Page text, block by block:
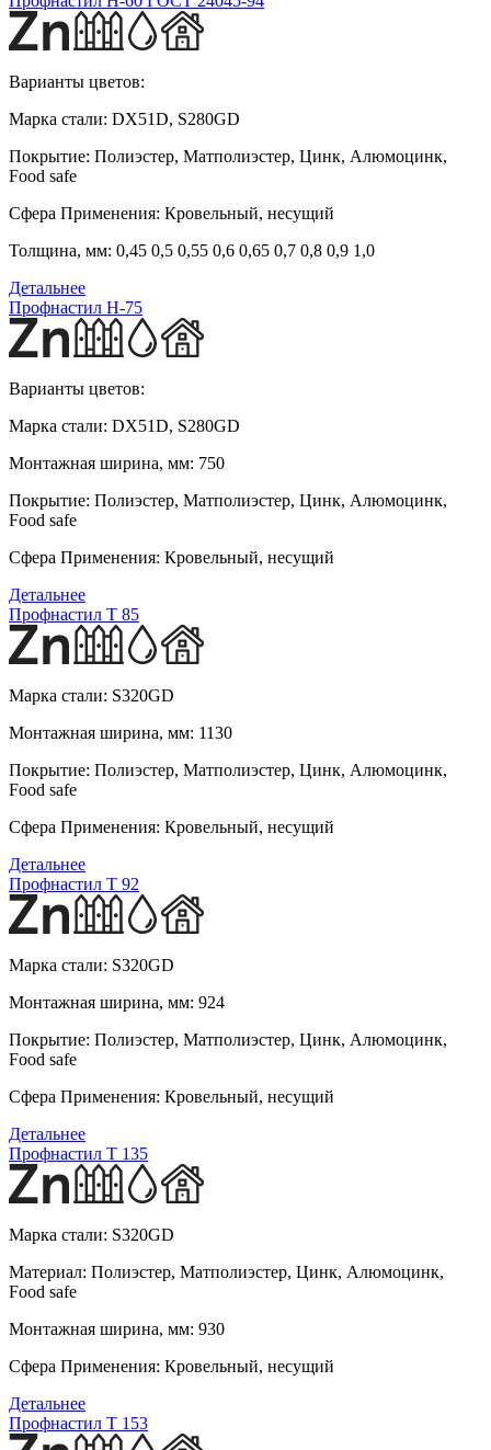
Варианты цветов:
Марка стали: DX51D, S280GD
Покрытие: Полиэстер, Матполиэстер, Цинк, Алюмоцинк,
Food safe
Сфера Применения: Кровельный, несущий
Толщина, мм: 0,45 0,5 0,55 0,6 0,65 0,7 0,8 0,9 1,0
Детальнее
Профнастил H-75
Варианты цветов:
Марка стали: DX51D, S280GD
Монтажная ширина, мм: 750
Покрытие: Полиэстер, Матполиэстер, Цинк, Алюмоцинк,
Food safe
Сфера Применения: Кровельный, несущий
Детальнее
Профнастил T 85
Марка стали: S320GD
Монтажная ширина, мм: 1130
Покрытие: Полиэстер, Матполиэстер, Цинк, Алюмоцинк,
Food safe
Сфера Применения: Кровельный, несущий
Детальнее
Профнастил T 92
Марка стали: S320GD
Монтажная ширина, мм: 924
Покрытие: Полиэстер, Матполиэстер, Цинк, Алюмоцинк,
Food safe
Сфера Применения: Кровельный, несущий
Детальнее
Профнастил T 135
Марка стали: S320GD
Материал: Полиэстер, Матполиэстер, Цинк, Алюмоцинк,
Food safe
Монтажная ширина, мм: 930
Сфера Применения: Кровельный, несущий
Детальнее
Профнастил T 153